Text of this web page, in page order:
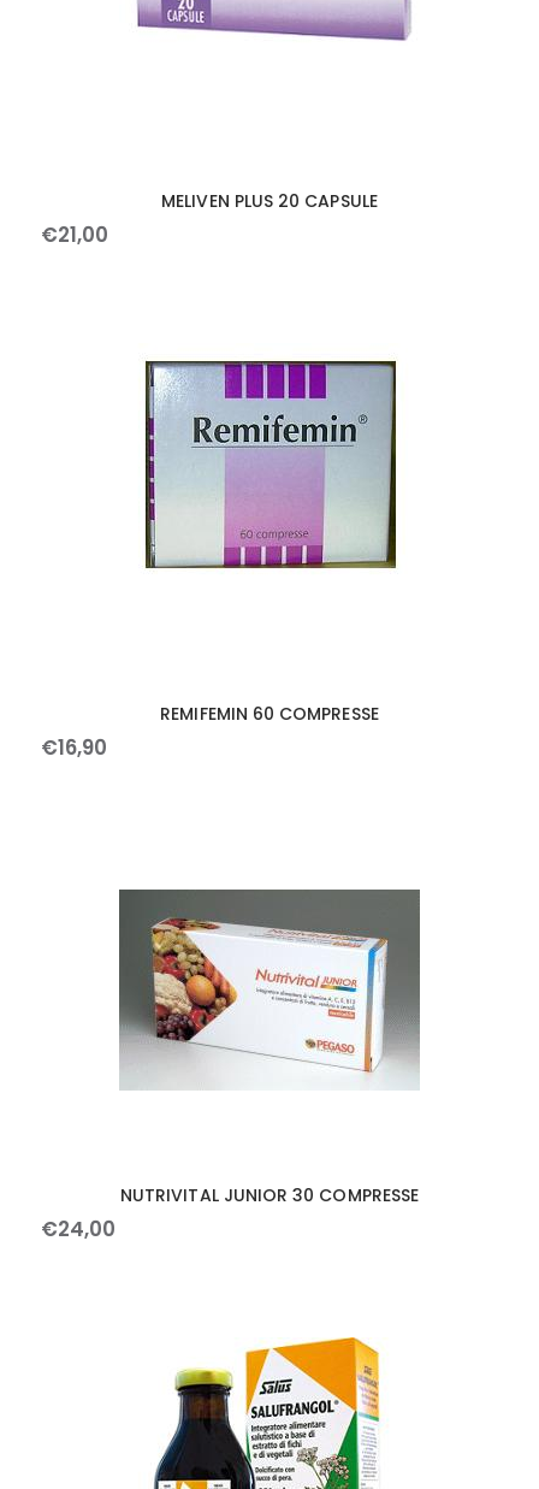
MELIVEN PLUS 20 CAPSULE
€21,00
REMIFEMIN 60 COMPRESSE
€16,90
NUTRIVITAL JUNIOR 30 COMPRESSE
€24,00